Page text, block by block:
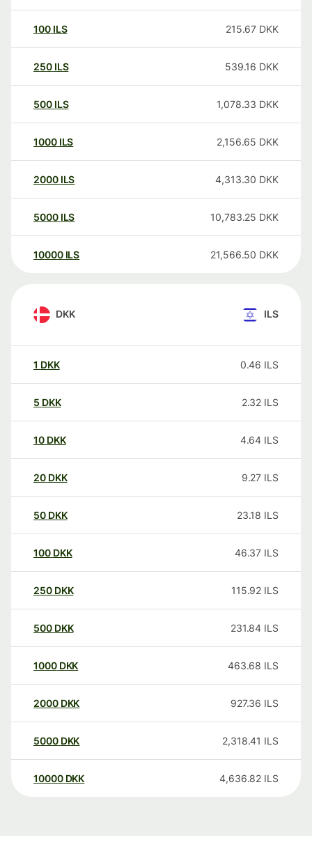
100 ILS 215.67 DKK
250 ILS 539.16 DKK
500 ILS 1,078.33 DKK
1000 ILS 2,156.65 DKK
2000 ILS 4,313.30 DKK
5000 ILS 10,783.25 DKK
10000 ILS 21,566.50 DKK
DKK ILS
1 DKK 0.46 ILS
5 DKK 2.32 ILS
10 DKK 4.64 ILS
20 DKK 9.27 ILS
50 DKK 23.18 ILS
100 DKK 46.37 ILS
250 DKK 115.92 ILS
500 DKK 231.84 ILS
1000 DKK 463.68 ILS
2000 DKK 927.36 ILS
5000 DKK 2,318.41 ILS
10000 DKK 4,636.82 ILS